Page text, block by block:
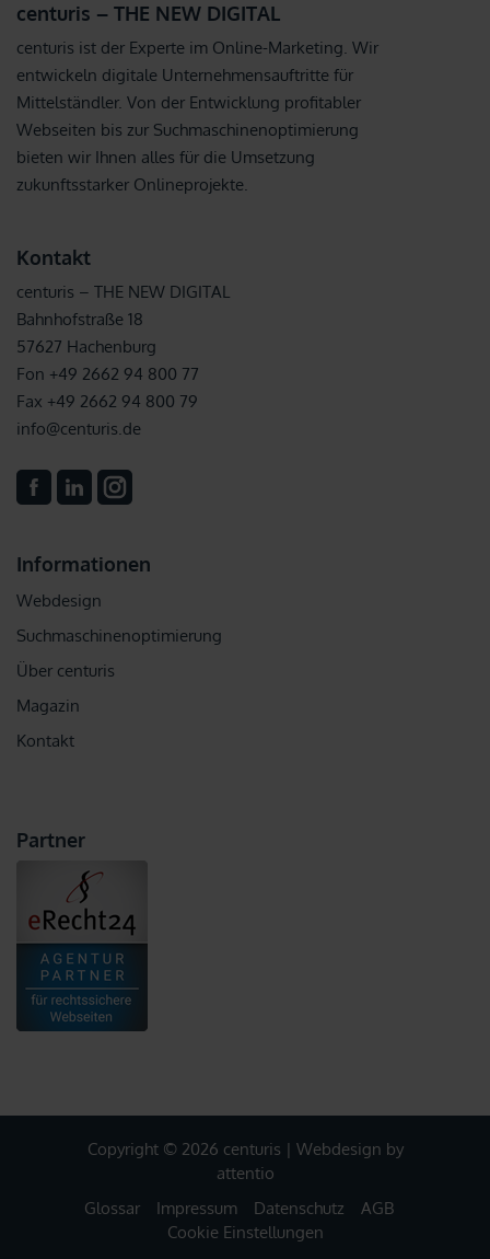
centuris – THE NEW DIGITAL
centuris ist der Experte im Online-Marketing. Wir
entwickeln digitale Unternehmensauftritte für
Mittelständler. Von der Entwicklung profitabler
Webseiten bis zur Suchmaschinenoptimierung
bieten wir Ihnen alles für die Umsetzung
zukunftsstarker Onlineprojekte.
Kontakt
centuris – THE NEW DIGITAL
Bahnhofstraße 18
57627 Hachenburg
Fon +49 2662 94 800 77
Fax +49 2662 94 800 79
info@centuris.de
Informationen
Webdesign
Suchmaschinenoptimierung
Über centuris
Magazin
Kontakt
Partner
Copyright © 2026 centuris | Webdesign by
attentio
Glossar
Impressum Datenschutz
AGB
Cookie Einstellungen